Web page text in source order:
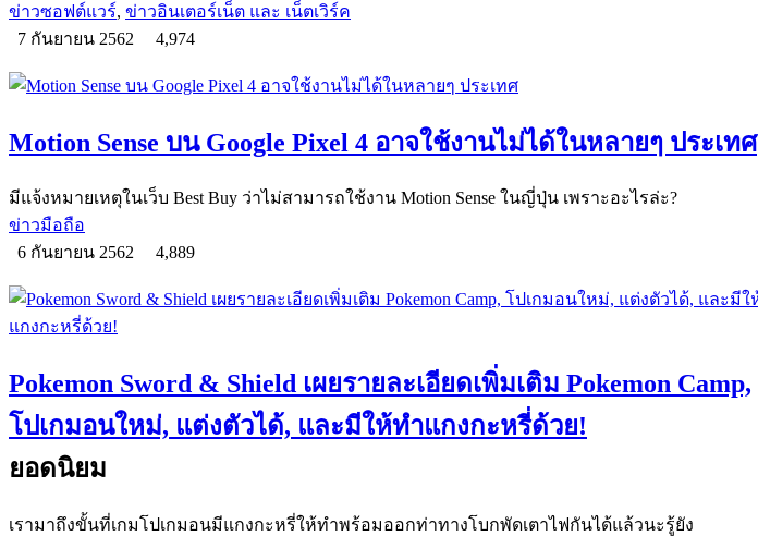
ข่าวซอฟต์แวร์, ข่าวอินเตอร์เน็ต และ เน็ตเวิร์ค
7 กันยายน 2562
4,974
Motion Sense บน Google Pixel 4 อาจใช้งานไม่ได้ในหลายๆ ประเทศ
มีแจ้งหมายเหตุในเว็บ Best Buy ว่าไม่สามารถใช้งาน Motion Sense ในญี่ปุ่น เพราะอะไรล่ะ?
ข่าวมือถือ
6 กันยายน 2562
4,889
Pokemon Sword & Shield เผยรายละเอียดเพิ่มเติม Pokemon Camp,
โปเกมอนใหม่, แต่งตัวได้, และมีให้ทำแกงกะหรี่ด้วย!
ยอดนิยม
เรามาถึงขั้นที่เกมโปเกมอนมีแกงกะหรี่ให้ทำพร้อมออกท่าทางโบกพัดเตาไฟกันได้แล้วนะรู้ยัง